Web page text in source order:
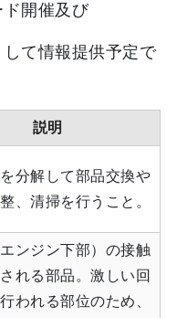
開催及び
て情報提供予定で
説明
分解して部品交換や
、清掃を行うこと。
ンジン下部）の接触
れる部品。激しい回
われる部位のため、